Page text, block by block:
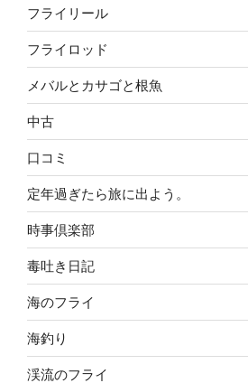
フライリール
フライロッド
メバルとカサゴと根魚
中古
口コミ
定年過ぎたら旅に出よう。
時事倶楽部
毒吐き日記
海のフライ
海釣り
渓流のフライ